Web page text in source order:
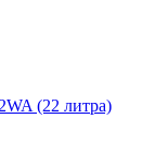
(22 литра)